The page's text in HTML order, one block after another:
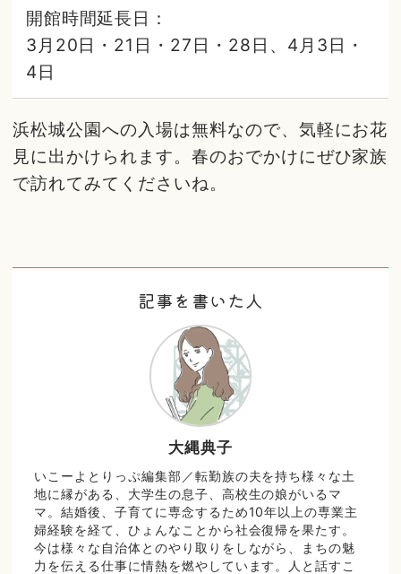
開館時間延長日：
3月20日・21日・27日・28日、4月3日・
4日
浜松城公園への入場は無料なので、気軽にお花
見に出かけられます。春のおでかけにぜひ家族
で訪れてみてくださいね。
記事を書いた人
大縄典子
いこーよとりっぷ編集部／転勤族の夫を持ち様々な土
地に縁がある、大学生の息子、高校生の娘がいるマ
マ。結婚後、子育てに専念するため10年以上の専業主
婦経験を経て、ひょんなことから社会復帰を果たす。
今は様々な自治体とのやり取りをしながら、まちの魅
力を伝える仕事に情熱を燃やしています。人と話すこ